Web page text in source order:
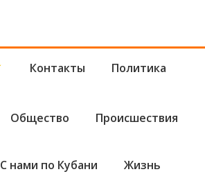
Контакты Политика
Общество Происшествия
С нами по Кубани Жизнь